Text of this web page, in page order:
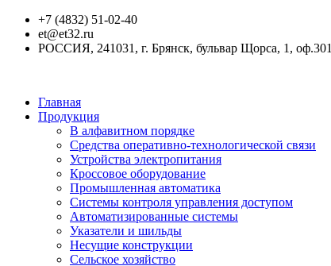
+7 (4832) 51-02-40
et@et32.ru
РОССИЯ, 241031, г. Брянск, бульвар Щорса, 1, оф.301
Главная
Продукция
В алфавитном порядке
Средства оперативно-технологической связи
Устройства электропитания
Кроссовое оборудование
Промышленная автоматика
Системы контроля управления доступом
Автоматизированные системы
Указатели и шильды
Несущие конструкции
Сельское хозяйство